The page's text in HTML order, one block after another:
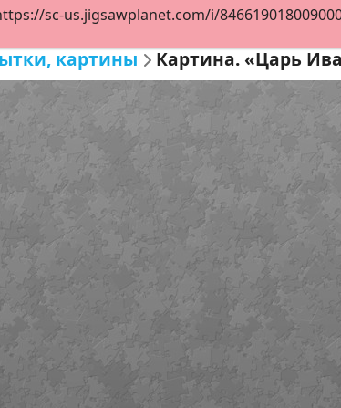
картины Картина. «Царь
sc-us.jigsawplanet.com/i/